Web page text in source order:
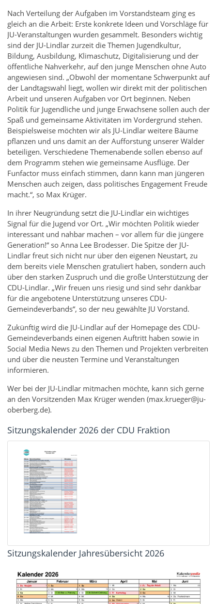
Nach Verteilung der Aufgaben im Vorstandsteam ging es
gleich an die Arbeit: Erste konkrete Ideen und Vorschläge für
JU-Veranstaltungen wurden gesammelt. Besonders wichtig
sind der JU-Lindlar zurzeit die Themen Jugendkultur,
Bildung, Ausbildung, Klimaschutz, Digitalisierung und der
öffentliche Nahverkehr, auf den junge Menschen ohne Auto
angewiesen sind. „Obwohl der momentane Schwerpunkt auf
der Landtagswahl liegt, wollen wir direkt mit der politischen
Arbeit und unseren Aufgaben vor Ort beginnen. Neben
Politik für Jugendliche und junge Erwachsene sollen auch der
Spaß und gemeinsame Aktivitäten im Vordergrund stehen.
Beispielsweise möchten wir als JU-Lindlar weitere Bäume
pflanzen und uns damit an der Aufforstung unserer Wälder
beteiligen. Verschiedene Themenabende sollen ebenso auf
dem Programm stehen wie gemeinsame Ausflüge. Der
Funfactor muss einfach stimmen, dann kann man jüngeren
Menschen auch zeigen, dass politisches Engagement Freude
macht.“, so Max Krüger.
In ihrer Neugründung setzt die JU-Lindlar ein wichtiges
Signal für die Jugend vor Ort. „Wir möchten Politik wieder
interessant und nahbar machen – vor allem für die jüngere
Generation!“ so Anna Lee Brodesser. Die Spitze der JU-
Lindlar freut sich nicht nur über den eigenen Neustart, zu
dem bereits viele Menschen gratuliert haben, sondern auch
über den starken Zuspruch und die große Unterstützung der
CDU-Lindlar. „Wir freuen uns riesig und sind sehr dankbar
für die angebotene Unterstützung unseres CDU-
Gemeindeverbands“, so der neu gewählte JU Vorstand.
Zukünftig wird die JU-Lindlar auf der Homepage des CDU-
Gemeindeverbands einen eigenen Auftritt haben sowie in
Social Media News zu den Themen und Projekten verbreiten
und über die neusten Termine und Veranstaltungen
informieren.
Wer bei der JU-Lindlar mitmachen möchte, kann sich gerne
an den Vorsitzenden Max Krüger wenden (max.krueger@ju-
oberberg.de).
Sitzungskalender 2026 der CDU Fraktion
Sitzungskalender Jahresübersicht 2026